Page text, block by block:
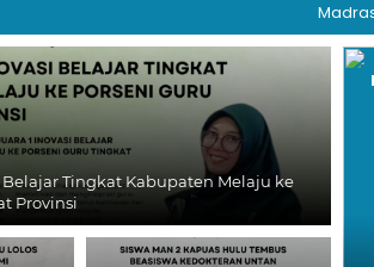
Madrasah
Belajar Tingkat Kabupaten Melaju ke
Provinsi